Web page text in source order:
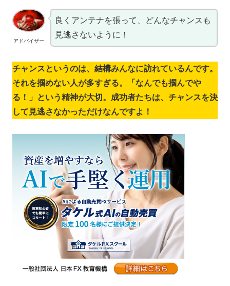
アドバイザー
良くアンテナを張って、どんなチャンスも
見逃さないように！
チャンスというのは、結構みんなに訪れているんです。
それを掴めない人が多すぎる。「なんでも掴んでや
る！」という精神が大切。成功者たちは、チャンスを決
して見逃さなかっただけなんですよ！